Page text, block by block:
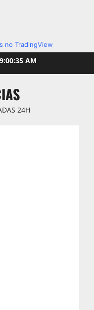
no TradingView
9:00:37 AM
24H